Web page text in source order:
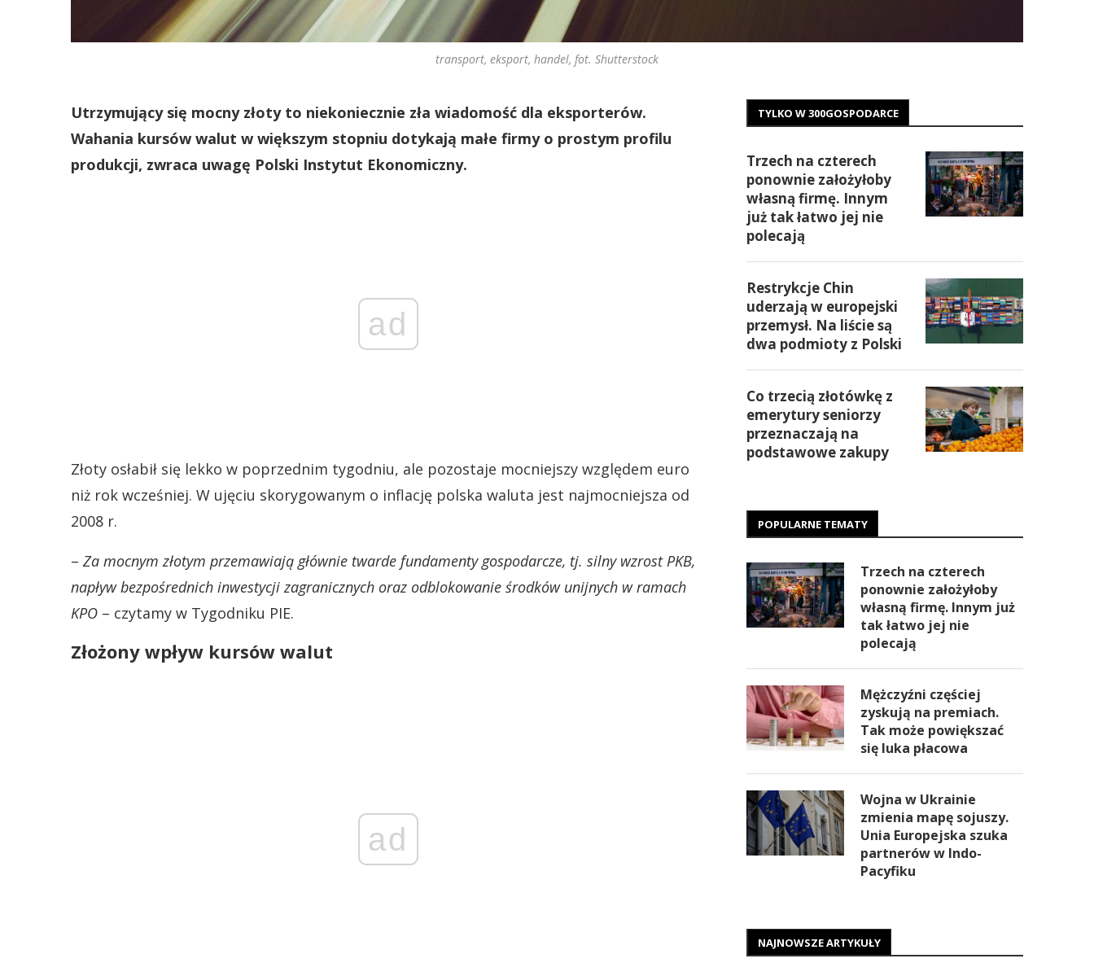
transport, eksport, handel, fot. Shutterstock
Utrzymujący się mocny złoty to niekoniecznie zła wiadomość dla eksporterów.
Wahania kursów walut w większym stopniu dotykają małe firmy o prostym profilu
produkcji, zwraca uwagę Polski Instytut Ekonomiczny.
ad
Złoty osłabił się lekko w poprzednim tygodniu, ale pozostaje mocniejszy względem euro
niż rok wcześniej. W ujęciu skorygowanym o inflację polska waluta jest najmocniejsza od
2008 r.
– Za mocnym złotym przemawiają głównie twarde fundamenty gospodarcze, tj. silny wzrost PKB,
napływ bezpośrednich inwestycji zagranicznych oraz odblokowanie środków unijnych w ramach
KPO – czytamy w Tygodniku PIE.
Złożony wpływ kursów walut
ad
TYLKO W 300GOSPODARCE
Trzech na czterech
ponownie założyłoby
własną firmę. Innym
już tak łatwo jej nie
polecają
Restrykcje Chin
uderzają w europejski
przemysł. Na liście są
dwa podmioty z Polski
Co trzecią złotówkę z
emerytury seniorzy
przeznaczają na
podstawowe zakupy
POPULARNE TEMATY
Trzech na czterech
ponownie założyłoby
własną firmę. Innym już
tak łatwo jej nie
polecają
Mężczyźni częściej
zyskują na premiach.
Tak może powiększać
się luka płacowa
Wojna w Ukrainie
zmienia mapę sojuszy.
Unia Europejska szuka
partnerów w Indo-
Pacyfiku
NAJNOWSZE ARTYKUŁY